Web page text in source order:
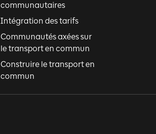
communautaires
Intégration des tarifs
Communautés axées sur
le transport en commun
Construire le transport en
commun